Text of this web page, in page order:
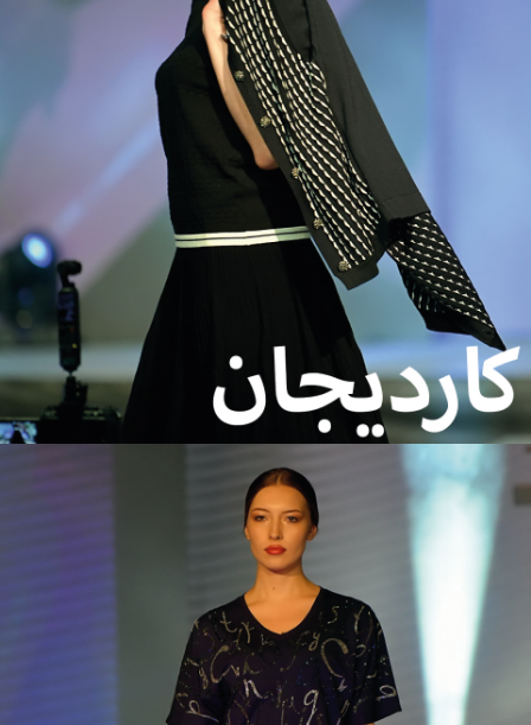
تصاميم تي شيرت الجودة
تصاميم تي شيرت بالجملة
تي شيرت حجر الكريستال
نماذج ممشطة
حجر الكريستال بتمشيط القطن
ملابس نسائية بالجملة
ألبسة كبيرة المقاس
تي شيرت كبير الحجم
قطن ممشط بالجملة
متجر لبيع الملابس النسائية
تاجر جملة للملابس النسائية
الموسم الجديد بتمشيط القطن
فستان
# t-shirt ، # t-shirtengros ، # crystalt-shirt ، #
crytalstonecotonpeigné ، #robeengros ، # bigbedenclothing ، #
bigbedent-shirt ، #cotonengros ، # cotonpeignénouvellesaison
# ملابس نسائية بالجملة ، # متجر ملابس نسائية